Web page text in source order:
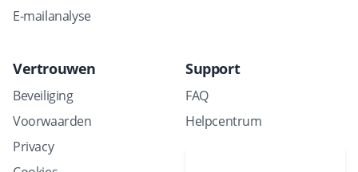
E-mailanalyse
Vertrouwen
Beveiliging
Voorwaarden
Privacy
Support
FAQ
Helpcentrum